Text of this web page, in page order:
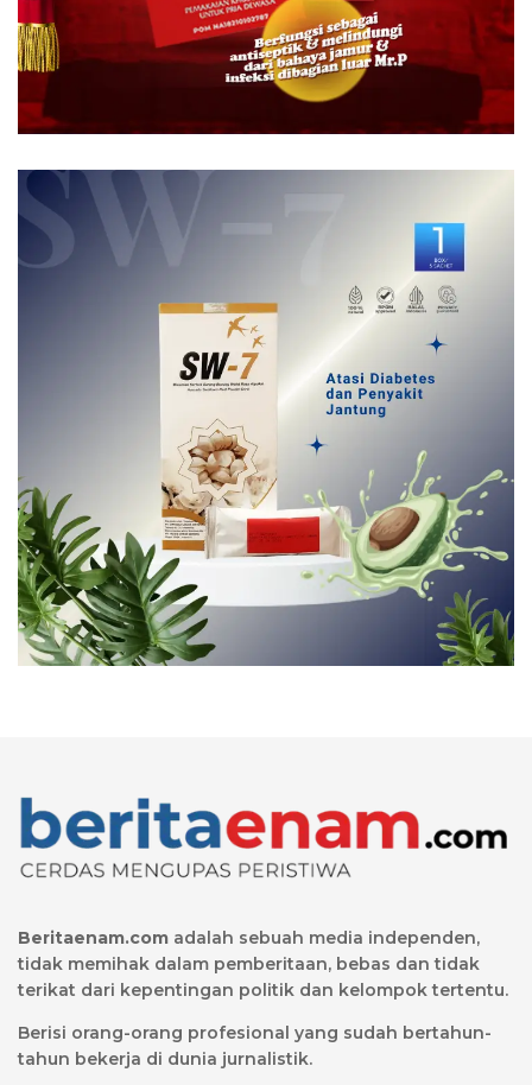
Beritaenam.com adalah sebuah media independen,
tidak memihak dalam pemberitaan, bebas dan tidak
terikat dari kepentingan politik dan kelompok tertentu.
Berisi orang-orang profesional yang sudah bertahun-
tahun bekerja di dunia jurnalistik.